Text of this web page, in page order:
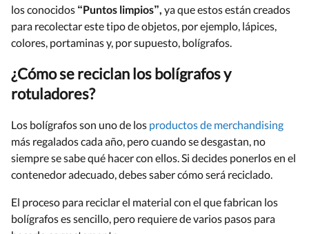
los conocidos “Puntos limpios”, ya que estos están creados
para recolectar este tipo de objetos, por ejemplo, lápices,
colores, portaminas y, por supuesto, bolígrafos.
¿Cómo se reciclan los bolígrafos y
rotuladores?
Los bolígrafos son uno de los productos de merchandising
más regalados cada año, pero cuando se desgastan, no
siempre se sabe qué hacer con ellos. Si decides ponerlos en el
contenedor adecuado, debes saber cómo será reciclado.
El proceso para reciclar el material con el que fabrican los
bolígrafos es sencillo, pero requiere de varios pasos para